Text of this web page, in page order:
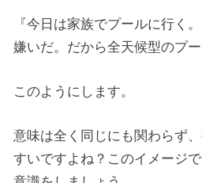
『今日は家族でプールに行く
嫌いだ。だから全天候型のプー
このようにします。
意味は全く同じにも関わらず
すいですよね？このイメージ